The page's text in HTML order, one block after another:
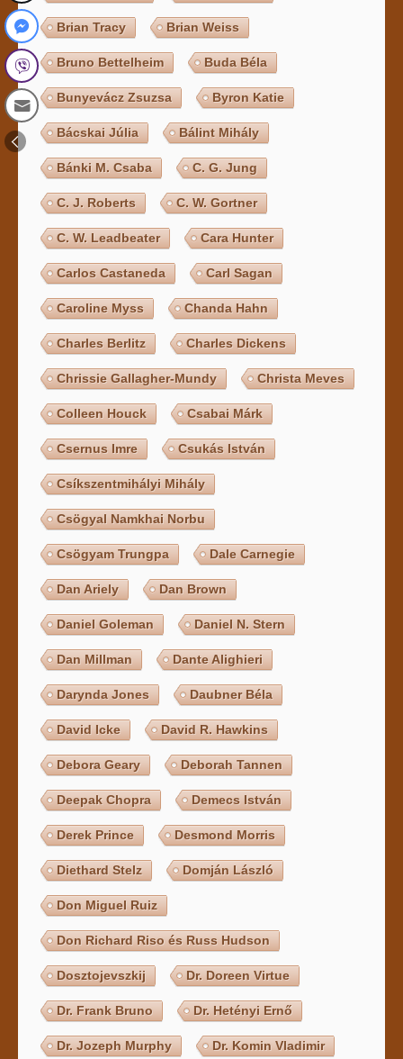
Brian Tracy Brian Weiss
Bruno Bettelheim Buda Béla
Bunyevácz Zsuzsa Byron Katie
Bácskai Júlia Bálint Mihály
Bánki M. Csaba C. G. Jung
C. J. Roberts C. W. Gortner
C. W. Leadbeater Cara Hunter
Carlos Castaneda Carl Sagan
Caroline Myss Chanda Hahn
Charles Berlitz Charles Dickens
Chrissie Gallagher-Mundy Christa Meves
Colleen Houck Csabai Márk
Csernus Imre Csukás István
Csíkszentmihályi Mihály
Csögyal Namkhai Norbu
Csögyam Trungpa Dale Carnegie
Dan Ariely Dan Brown
Daniel Goleman Daniel N. Stern
Dan Millman Dante Alighieri
Darynda Jones Daubner Béla
David Icke David R. Hawkins
Debora Geary Deborah Tannen
Deepak Chopra Demecs István
Derek Prince Desmond Morris
Diethard Stelz Domján László
Don Miguel Ruiz
Don Richard Riso és Russ Hudson
Dosztojevszkij Dr. Doreen Virtue
Dr. Frank Bruno Dr. Hetényi Ernő
Dr. Jozeph Murphy Dr. Komin Vladimir